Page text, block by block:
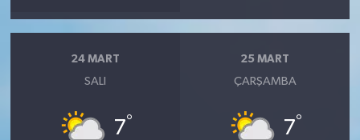
24 MART
SALI
7°
25 MART
ÇARŞAMBA
7°